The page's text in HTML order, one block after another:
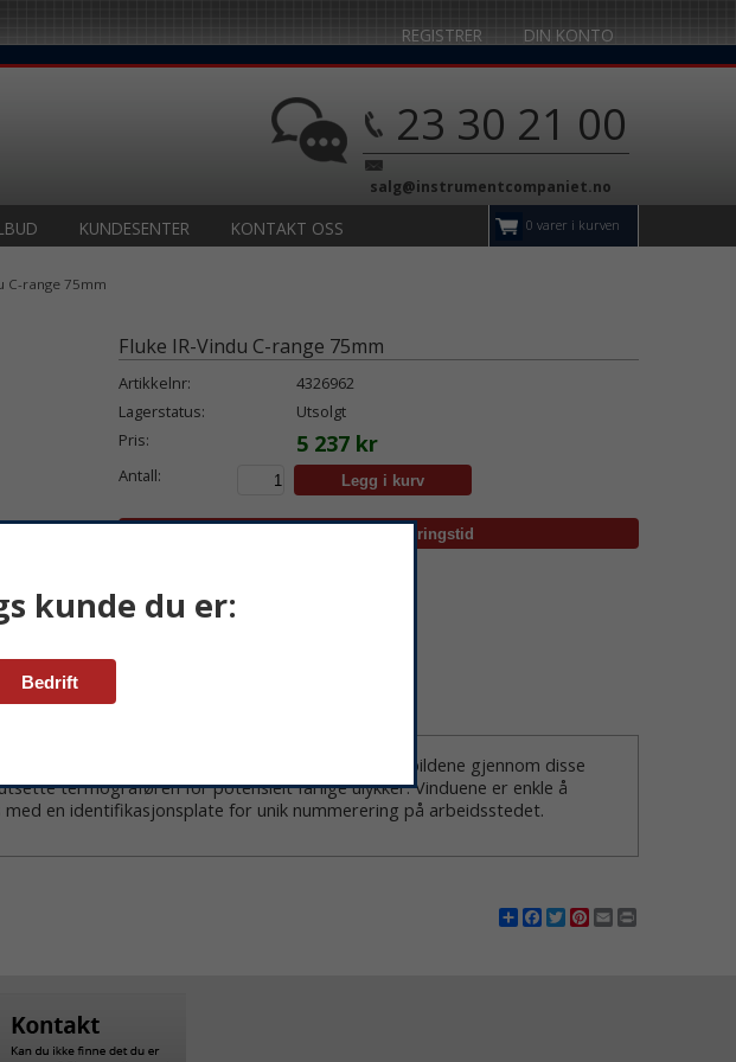
kunde du er:
Bedrift
REGISTRER DIN KONTO
23 30 21 00
salg@instrumentcompaniet.no
KUNDESENTER KONTAKT OSS 0 varer i kurven
C-range 75mm
Fluke IR-Vindu C-range 75mm
Artikkelnr:
4326962
Lagerstatus:
Utsolgt
Pris:
5 237 kr
Antall:
størrelser. Man kan ta de nødvendige termografibildene gjennom disse
termograføren for potensielt farlige ulykker. Vinduene er enkle å
en identifikasjonsplate for unik nummerering på arbeidsstedet.
ShareFacebook
Twitter
Pinterest
Email